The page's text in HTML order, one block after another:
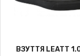
ВЗУТТЯ LEATT